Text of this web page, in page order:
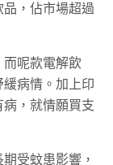
，佔市場超過
呢款電解飲
病情。加上印
，就情願買支
受蚊患影響，